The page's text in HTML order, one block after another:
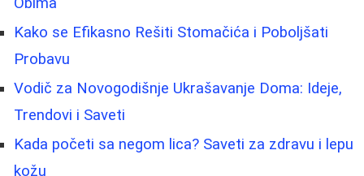
Obima
Kako se Efikasno Rešiti Stomačića i Poboljšati
Probavu
Vodič za Novogodišnje Ukrašavanje Doma: Ideje,
Trendovi i Saveti
Kada početi sa negom lica? Saveti za zdravu i lepu
kožu